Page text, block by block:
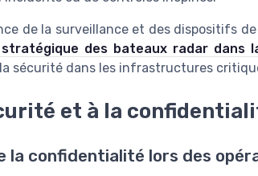
de la surveillance et des dispositifs
des bateaux radar dans
sécurité dans les infrastructures
et à la
la confidentialité lors des